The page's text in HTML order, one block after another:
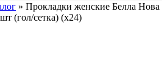
» Прокладки женские Белла Нова
сетка) (х24)